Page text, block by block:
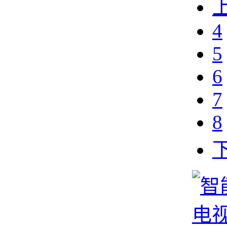
4
5
6
7
8